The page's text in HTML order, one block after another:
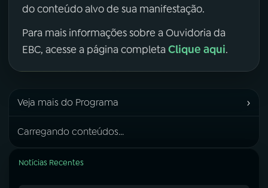
do conteúdo alvo de sua manifestação.
Para mais informações sobre a Ouvidoria da
EBC, acesse a página completa Clique aqui.
Veja mais do Programa ›
Carregando conteúdos...
Notícias Recentes